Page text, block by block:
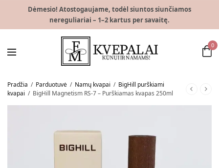
Dėmesio! Atostogaujame, todėl siuntos siunčiamos
nereguliariai – 1–2 kartus per savaitę.
0
Pradžia / Parduotuvė / Namų kvapai / BigHill purškiami
kvapai / BigHill Magnetism RS-7 – Purškiamas kvapas 250ml